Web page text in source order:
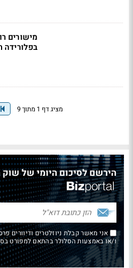
מישורים
בפלורידה תמורת 22
מציג דף 1 מתוך 9
הירשם לסיכום היומי של שוק
אני מאשר קבלת ניוזלטרים ודיוורים
ו/או באמצעות הסלולר בהתאם למפורט בסעיף 10 בתנאי